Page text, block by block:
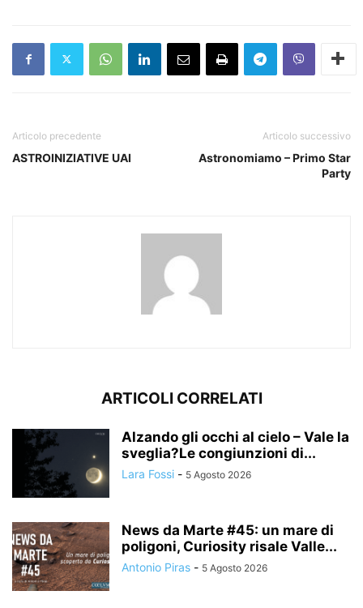
Articolo precedente
ASTROINIZIATIVE UAI
Articolo successivo
Astronomiamo – Primo Star
Party
ARTICOLI CORRELATI
Alzando gli occhi al cielo – Vale la
sveglia?Le congiunzioni di...
Lara Fossi - 5 Agosto 2026
News da Marte #45: un mare di
poligoni, Curiosity risale Valle...
Antonio Piras - 5 Agosto 2026